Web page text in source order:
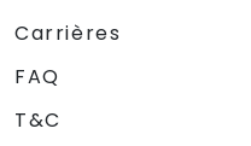
Carrières
FAQ
T&C